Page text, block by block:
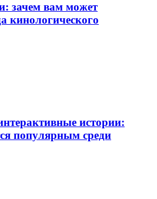
зачем вам может
кинологического
истории:
популярным среди